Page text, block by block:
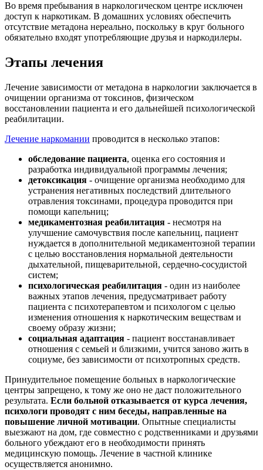
Во время пребывания в наркологическом центре исключен
доступ к наркотикам. В домашних условиях обеспечить
отсутствие метадона нереально, поскольку в круг больного
обязательно входят употребляющие друзья и наркодилеры.
Этапы лечения
Лечение зависимости от метадона в наркологии заключается в
очищении организма от токсинов, физическом
восстановлении пациента и его дальнейшей психологической
реабилитации.
Лечение наркомании проводится в несколько этапов:
обследование пациента, оценка его состояния и
разработка индивидуальной программы лечения;
детоксикация - очищение организма необходимо для
устранения негативных последствий длительного
отравления токсинами, процедура проводится при
помощи капельниц;
медикаментозная реабилитация - несмотря на
улучшение самочувствия после капельниц, пациент
нуждается в дополнительной медикаментозной терапии
с целью восстановления нормальной деятельности
дыхательной, пищеварительной, сердечно-сосудистой
систем;
психологическая реабилитация - один из наиболее
важных этапов лечения, предусматривает работу
пациента с психотерапевтом и психологом с целью
изменения отношения к наркотическим веществам и
своему образу жизни;
социальная адаптация - пациент восстанавливает
отношения с семьей и близкими, учится заново жить в
социуме, без зависимости от психотропных средств.
Принудительное помещение больных в наркологические
центры запрещено, к тому же оно не даст положительного
результата. Если больной отказывается от курса лечения,
психологи проводят с ним беседы, направленные на
повышение личной мотивации. Опытные специалисты
выезжают на дом, где совместно с родственниками и друзьями
больного убеждают его в необходимости принять
медицинскую помощь. Лечение в частной клинике
осуществляется анонимно.